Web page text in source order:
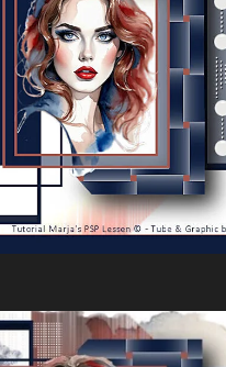
by Greet P